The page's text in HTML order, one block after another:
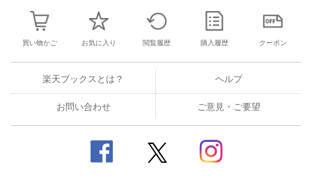
買い物かご お気に入り 閲覧履歴 購入履歴 クーポン
楽天ブックスとは？ ヘルプ
お問い合わせ ご意見・ご要望